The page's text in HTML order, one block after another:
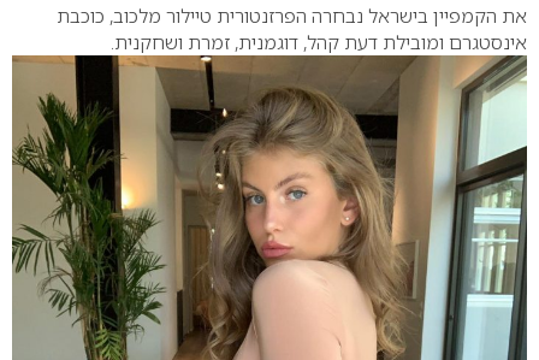
את הקמפיין בישראל נבחרה הפרזנטורית טיילור מלכוב, כוכבת
אינסטגרם ומובילת דעת קהל, דוגמנית, זמרת ושחקנית.